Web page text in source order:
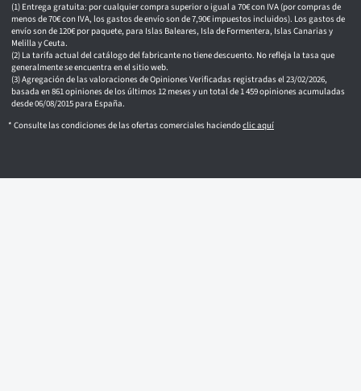
o
Entrega gratuita: por cualquier compra superior o igual a 70€ con IVA (por compras de
menos de 70€ con IVA, los gastos de envío son de 7,90€ impuestos incluidos). Los gastos de
envío son de 120€ por paquete, para Islas Baleares, Isla de Formentera, Islas Canarias y
Melilla y Ceuta.
La tarifa actual del catálogo del fabricante no tiene descuento. No refleja la tasa que
generalmente se encuentra en el sitio web.
Agregación de las valoraciones de Opiniones Verificadas registradas el 23/02/2026,
basada en 861 opiniones de los últimos 12 meses y un total de 1 459 opiniones acumuladas
desde 06/08/2015 para España.
* Consulte las condiciones de las ofertas comerciales haciendoclic aquí